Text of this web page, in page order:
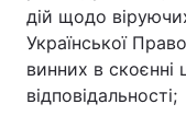
дій щодо віруючих
Української
винних в скоєнні
відповідальності;